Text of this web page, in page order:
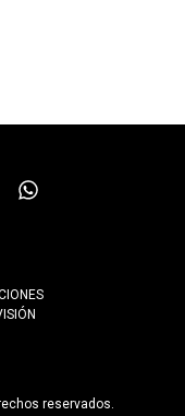
reservados.